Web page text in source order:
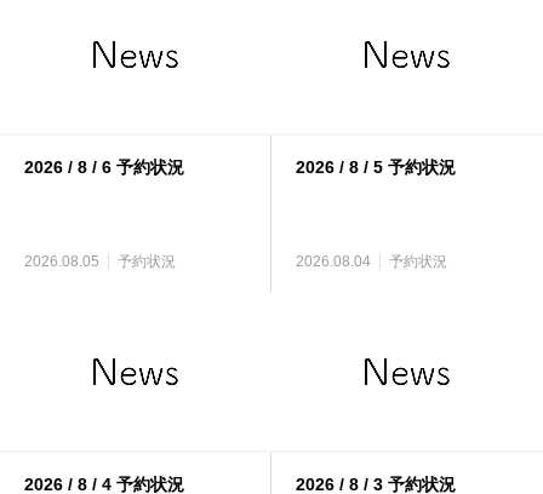
2026 / 8 / 6 予約状況
2026.08.05 予約状況
2026 / 8 / 5 予約状況
2026.08.04 予約状況
2026 / 8 / 4 予約状況 2026 / 8 / 3 予約状況